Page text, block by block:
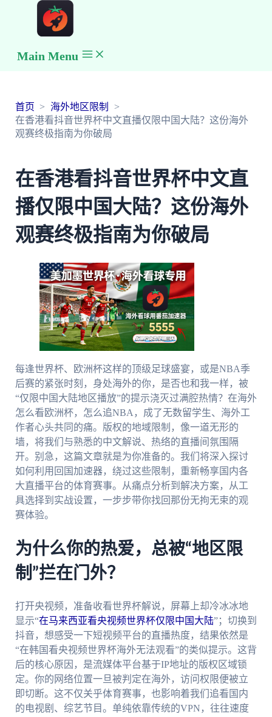
Main Menu
首页
海外地区限制
在香港看抖音世界杯中文直播仅限中国大陆？这份海外
观赛终极指南为你破局
在香港看抖音世界杯中文直
播仅限中国大陆？这份海外
观赛终极指南为你破局
每逢世界杯、欧洲杯这样的顶级足球盛宴，或是NBA季
后赛的紧张时刻，身处海外的你，是否也和我一样，被
“仅限中国大陆地区播放”的提示浇灭过满腔热情？在海外
怎么看欧洲杯，怎么追NBA，成了无数留学生、海外工
作者心头共同的痛。版权的地域限制，像一道无形的
墙，将我们与熟悉的中文解说、热络的直播间氛围隔
开。别急，这篇文章就是为你准备的。我们将深入探讨
如何利用回国加速器，绕过这些限制，重新畅享国内各
大直播平台的体育赛事。从痛点分析到解决方案，从工
具选择到实战设置，一步步带你找回那份无拘无束的观
赛体验。
为什么你的热爱，总被“地区限
制”拦在门外？
打开央视频，准备收看世界杯解说，屏幕上却冷冰冰地
显示“在马来西亚看央视频世界杯仅限中国大陆”；切换到
抖音，想感受一下短视频平台的直播热度，结果依然是
“在韩国看央视频世界杯海外无法观看”的类似提示。这背
后的核心原因，是流媒体平台基于IP地址的版权区域锁
定。你的网络位置一旦被判定在海外，访问权限便被立
即切断。这不仅关乎体育赛事，也影响着我们追看国内
的电视剧、综艺节目。单纯依靠传统的VPN，往往速度